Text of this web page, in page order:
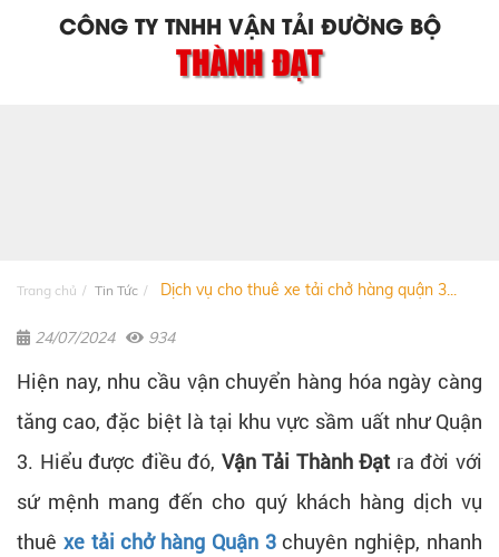
CÔNG TY TNHH VẬN TẢI ĐƯỜNG BỘ
THÀNH ĐẠT
Trang chủ Tin Tức Dịch vụ cho thuê xe tải chở hàng quận 3...
24/07/2024 934
Hiện nay, nhu cầu vận chuyển hàng hóa ngày càng
tăng cao, đặc biệt là tại khu vực sầm uất như Quận
3. Hiểu được điều đó, Vận Tải Thành Đạt ra đời với
sứ mệnh mang đến cho quý khách hàng dịch vụ
thuê xe tải chở hàng Quận 3chuyên nghiệp, nhanh